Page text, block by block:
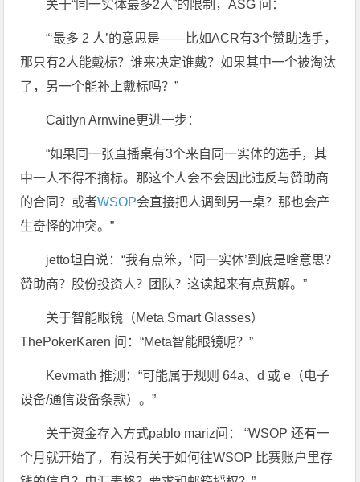
关于“同一实体最多2人”的限制，ASG 问：
“‘最多 2 人’的意思是——比如ACR有3个赞助选手，
那只有2人能戴标？谁来决定谁戴？如果其中一个被淘汰
了，另一个能补上戴标吗？”
Caitlyn Arnwine更进一步：
“如果同一张直播桌有3个来自同一实体的选手，其
中一人不得不摘标。那这个人会不会因此违反与赞助商
的合同？或者WSOP会直接把人调到另一桌？那也会产
生奇怪的冲突。”
jetto坦白说：“我有点笨，‘同一实体’到底是啥意思？
赞助商？股份投资人？团队？这读起来有点费解。”
关于智能眼镜（Meta Smart Glasses）
ThePokerKaren 问：“Meta智能眼镜呢？”
Kevmath 推测：“可能属于规则 64a、d 或 e（电子
设备/通信设备条款）。”
关于资金存入方式pablo mariz问： “WSOP 还有一
个月就开始了，有没有关于如何往WSOP 比赛账户里存